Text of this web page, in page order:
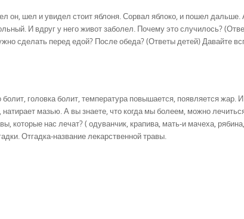
он, шел и увидел стоит яблоня. Сорвал яблоко, и пошел дальше.
И вдруг у него живот заболел. Почему это случилось?
сделать перед едой? После обеда? (Ответы детей) Давайте
головка болит, температура повышается, появляется жар. И
мазью. А вы знаете, что когда мы болеем, можно
которые нас лечат? ( одуванчик, крапива, мать-и мачеха,
Отгадка-название лекарственной травы.